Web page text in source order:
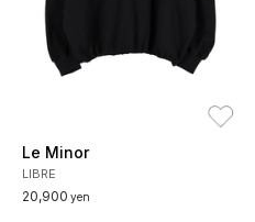
Le Minor
LIBRE
20,900 yen